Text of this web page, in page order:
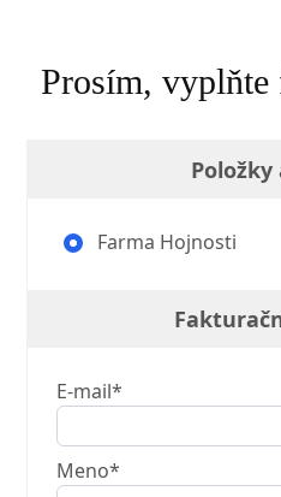
Prosím,
Položky
Farma Hojnosti
E-mail*
Meno*